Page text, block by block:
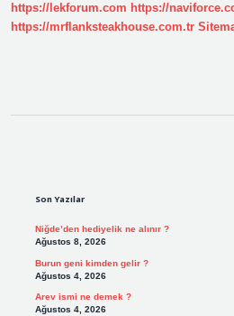
https://lekforum.com https://
https://mrflanksteakhouse.com.tr
Son Yazılar
Niğde’den hediyelik ne alınır ?
Ağustos 8, 2026
Burun geni kimden gelir ?
Ağustos 4, 2026
Arev ismi ne demek ?
Ağustos 4, 2026